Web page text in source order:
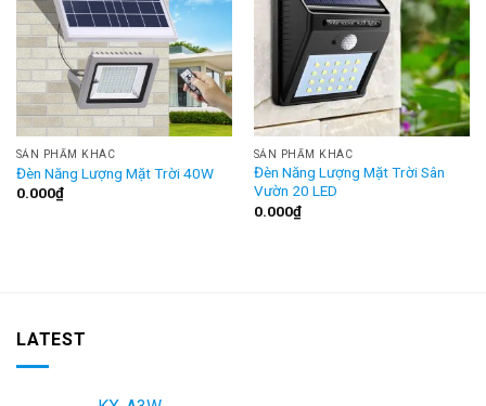
SẢN PHẨM KHÁC
Đèn Năng Lượng Mặt Trời 40W
0.000₫
SẢN PHẨM KHÁC
Đèn Năng Lượng Mặt Trời Sân
Vườn 20 LED
0.000₫
LATEST